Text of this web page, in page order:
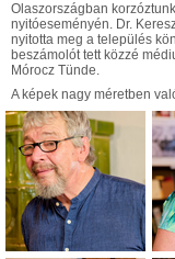
Olaszországban
nyitóeseményén. Dr.
nyitotta meg a település
beszámolót tett közzé
Mórocz Tünde.
A képek nagy méretben